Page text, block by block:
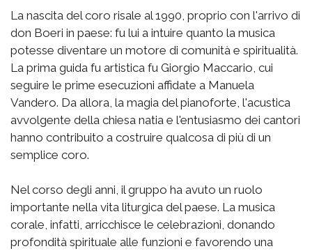
La nascita del coro risale al 1990, proprio con l'arrivo di
don Boeri in paese: fu lui a intuire quanto la musica
potesse diventare un motore di comunità e spiritualità.
La prima guida fu artistica fu Giorgio Maccario, cui
seguire le prime esecuzioni affidate a Manuela
Vandero. Da allora, la magia del pianoforte, l'acustica
avvolgente della chiesa natia e l'entusiasmo dei cantori
hanno contribuito a costruire qualcosa di più di un
semplice coro.
Nel corso degli anni, il gruppo ha avuto un ruolo
importante nella vita liturgica del paese. La musica
corale, infatti, arricchisce le celebrazioni, donando
profondità spirituale alle funzioni e favorendo una